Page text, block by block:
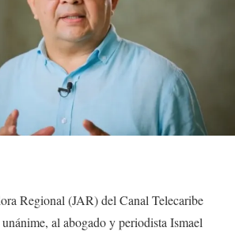
Regional (JAR) del Canal Telecaribe
al abogado y periodista Ismael